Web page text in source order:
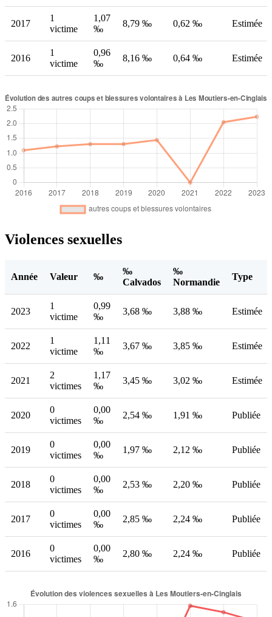
2017
1
victime
1,07
‰
8,79 ‰ 0,62 ‰ Estimée
2016
1
victime
0,96
‰
8,16 ‰ 0,64 ‰ Estimée
Violences sexuelles
Année Valeur ‰
‰
Calvados
‰
Normandie
Type
2023
1
victime
0,99
‰
3,68 ‰ 3,88 ‰ Estimée
2022
1
victime
1,11
‰
3,67 ‰ 3,85 ‰ Estimée
2021
2
victimes
1,17
‰
3,45 ‰ 3,02 ‰ Estimée
2020
0
victimes
0,00
‰
2,54 ‰ 1,91 ‰ Publiée
2019
0
victimes
0,00
‰
1,97 ‰ 2,12 ‰ Publiée
2018
0
victimes
0,00
‰
2,53 ‰ 2,20 ‰ Publiée
2017
0
victimes
0,00
‰
2,85 ‰ 2,24 ‰ Publiée
2016
0
victimes
0,00
‰
2,80 ‰ 2,24 ‰ Publiée